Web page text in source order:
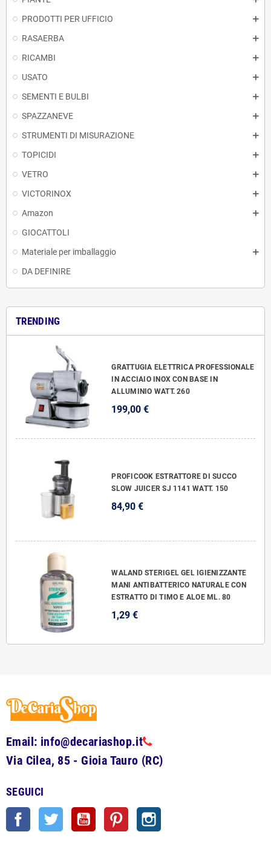
PRODOTTI PER UFFICIO
RASAERBA
RICAMBI
USATO
SEMENTI E BULBI
SPAZZANEVE
STRUMENTI DI MISURAZIONE
TOPICIDI
VETRO
VICTORINOX
Amazon
GIOCATTOLI
Materiale per imballaggio
DA DEFINIRE
TRENDING
GRATTUGIA ELETTRICA PROFESSIONALE
IN ACCIAIO INOX CON BASE IN
ALLUMINIO WATT. 260
199,00 €
PROFICOOK ESTRATTORE DI SUCCO
SLOW JUICER SJ 1141 WATT. 150
84,90 €
WALAND STERIGEL GEL IGIENIZZANTE
MANI ANTIBATTERICO NATURALE CON
ESTRATTO DI TIMO E ALOE ML. 80
1,29 €
Email: info@decariashop.it
Via Cilea, 85 - Gioia Tauro (RC)
SEGUICI
Facebook Twitter YouTube Pinterest